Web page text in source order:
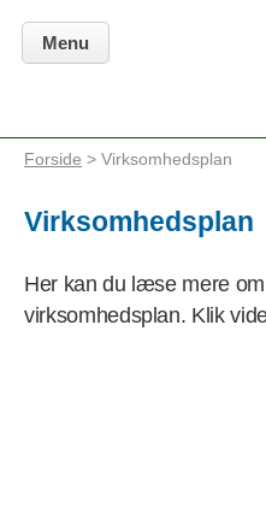
Menu
Forside > Virksomhedsplan
Virksomhedsplan
Her kan du læse mere
virksomhedsplan. Klik